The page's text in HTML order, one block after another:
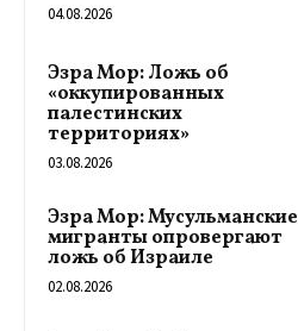
04.08.2026
Эзра Мор: Ложь об
«оккупированных
палестинских
территориях»
03.08.2026
Эзра Мор: Мусульманские
мигранты опровергают
ложь об Израиле
02.08.2026